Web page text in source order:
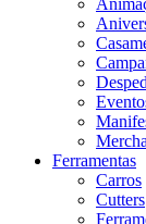
Ferramentas
Carros
Cutters